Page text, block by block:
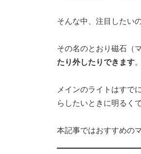
そんな中、注目したい
その名のとおり磁石（
たり外したりできます。
メインのライトはすで
らしたいときに明るく
本記事ではおすすめの